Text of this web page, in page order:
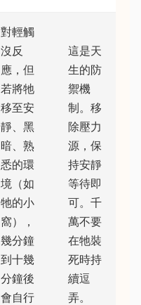
對輕觸
沒反
應，但
若將牠
移至安
靜、黑
暗、熟
悉的環
境（如
牠的小
窩），
幾分鐘
到十幾
分鐘後
會自行
這是天
生的防
禦機
制。移
除壓力
源，保
持安靜
等待即
可。千
萬不要
在牠裝
死時持
續逗
弄。